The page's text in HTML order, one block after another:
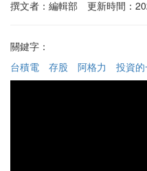
撰文者：編輯部 更新時間：
關鍵字：
台積電
存股 阿格力 投資